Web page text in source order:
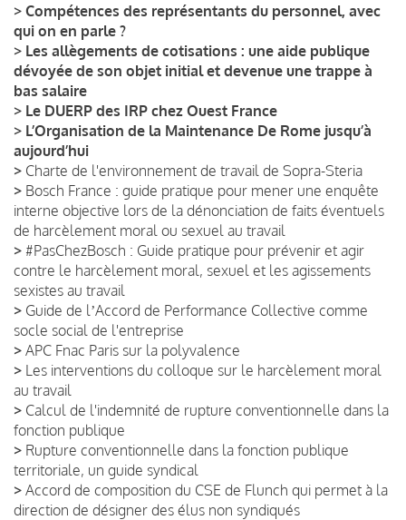
> Compétences des représentants du personnel, avec
qui on en parle ?
> Les allègements de cotisations : une aide publique
dévoyée de son objet initial et devenue une trappe à
bas salaire
> Le DUERP des IRP chez Ouest France
> L’Organisation de la Maintenance De Rome jusqu’à
aujourd’hui
> Charte de l'environnement de travail de Sopra-Steria
> Bosch France : guide pratique pour mener une enquête
interne objective lors de la dénonciation de faits éventuels
de harcèlement moral ou sexuel au travail
> #PasChezBosch : Guide pratique pour prévenir et agir
contre le harcèlement moral, sexuel et les agissements
sexistes au travail
> Guide de lʼAccord de Performance Collective comme
socle social de l'entreprise
> APC Fnac Paris sur la polyvalence
> Les interventions du colloque sur le harcèlement moral
au travail
> Calcul de l'indemnité de rupture conventionnelle dans la
fonction publique
> Rupture conventionnelle dans la fonction publique
territoriale, un guide syndical
> Accord de composition du CSE de Flunch qui permet à la
direction de désigner des élus non syndiqués